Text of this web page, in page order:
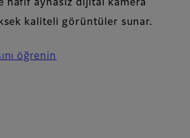
hafif aynasız dijital kamera
kaliteli görüntüler sunar.
öğrenin